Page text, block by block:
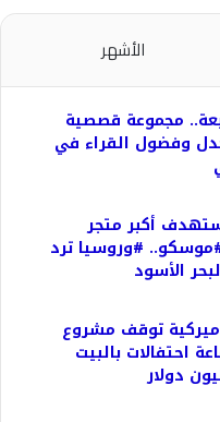
الأشهر
مجموعة قصصية
وفضول القراء في
أكبر متجر
#وروسيا ترد
الأسود
توقف مشروع
احتفالات بالبيت